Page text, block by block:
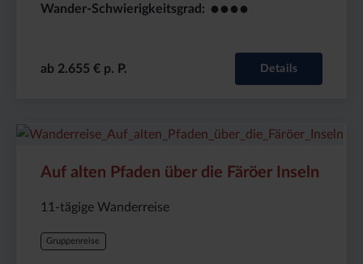
Wander-Schwierigkeitsgrad
●●●●
ab 2.655 € p. P. Details
Auf alten Pfaden über die Färöer Inseln
11-tägige Wanderreise
Gruppenreise
Preis
3350€
Dauer:
Tage
Reiseziel
Inseln